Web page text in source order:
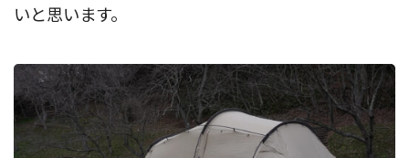
いと思います。